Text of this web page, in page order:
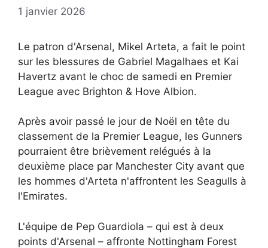
1 janvier 2026
Le patron d'Arsenal, Mikel Arteta, a fait le point
sur les blessures de Gabriel Magalhaes et Kai
Havertz avant le choc de samedi en Premier
League avec Brighton & Hove Albion.
Après avoir passé le jour de Noël en tête du
classement de la Premier League, les Gunners
pourraient être brièvement relégués à la
deuxième place par Manchester City avant que
les hommes d'Arteta n'affrontent les Seagulls à
l'Emirates.
L'équipe de Pep Guardiola – qui est à deux
points d'Arsenal – affronte Nottingham Forest